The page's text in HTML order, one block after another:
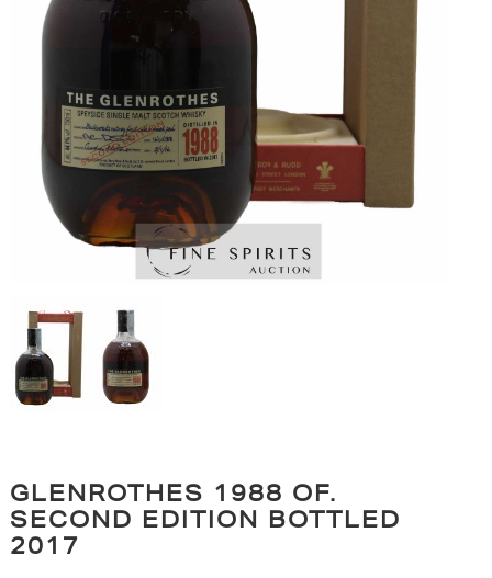
GLENROTHES 1988 OF.
SECOND EDITION BOTTLED
2017